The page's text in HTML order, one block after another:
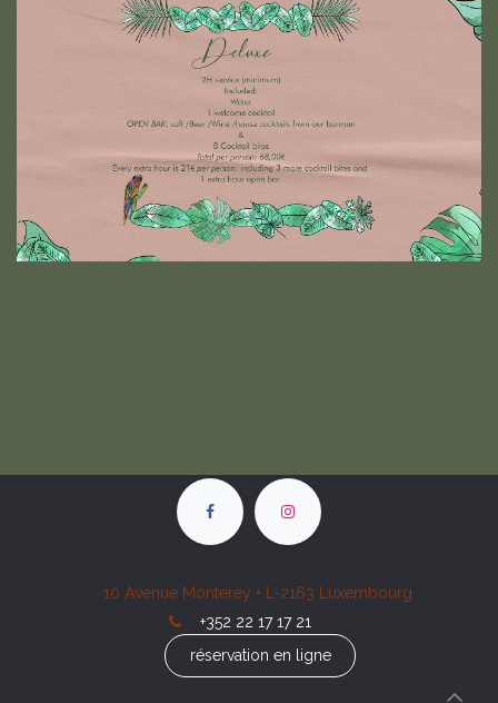
10 Avenue Monterey • L-2163 Luxembourg
+352 22 17 17 21
réservation en ligne